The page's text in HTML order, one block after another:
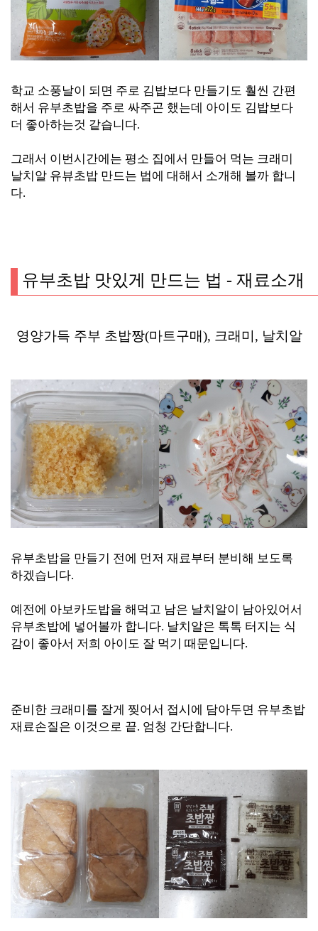
학교 소풍날이 되면 주로 김밥보다 만들기도 훨씬 간편
해서 유부초밥을 주로 싸주곤 했는데 아이도 김밥보다
더 좋아하는것 같습니다.
그래서 이번시간에는 평소 집에서 만들어 먹는 크래미
날치알 유뷰초밥 만드는 법에 대해서 소개해 볼까 합니
다.
유부초밥 맛있게 만드는 법 - 재료소개
영양가득 주부 초밥짱(마트구매), 크래미, 날치알
유부초밥을 만들기 전에 먼저 재료부터 분비해 보도록
하겠습니다.
예전에 아보카도밥을 해먹고 남은 날치알이 남아있어서
유부초밥에 넣어볼까 합니다. 날치알은 톡톡 터지는 식
감이 좋아서 저희 아이도 잘 먹기 때문입니다.
준비한 크래미를 잘게 찢어서 접시에 담아두면 유부초밥
재료손질은 이것으로 끝. 엄청 간단합니다.